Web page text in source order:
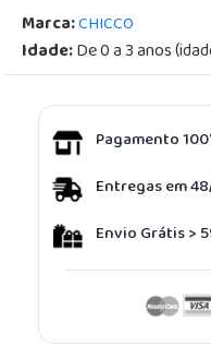
Marca:CHICCO
Idade:De 0 a 3 anos
Pagamento
Entregas em
Envio Grátis >